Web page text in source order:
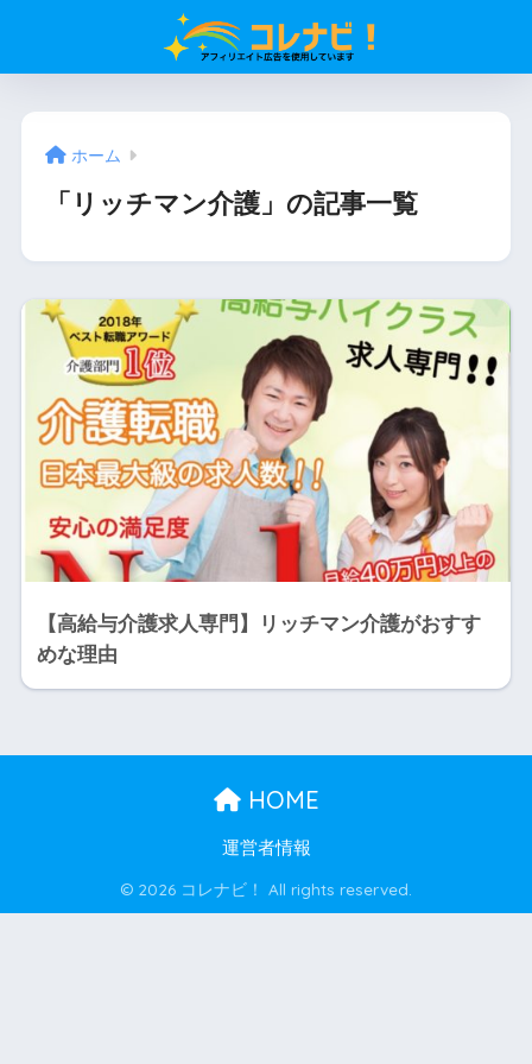
ホーム
「リッチマン介護」の記事一覧
【高給与介護求人専門】リッチマン介護がおすす
めな理由
HOME
運営者情報
© 2026 コレナビ！ All rights reserved.